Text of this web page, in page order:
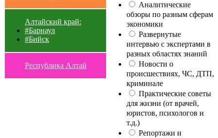
Алтайский край:
#Барнаул
#Бийск
Республика Алтай
Аналитические
обзоры по разным сферам
экономики
Развернутые
интервью с экспертами в
разных областях знаний
Новости о
происшествиях, ЧС, ДТП,
криминале
Практические советы
для жизни (от врачей,
юристов, психологов и
т.д.)
Репортажи и